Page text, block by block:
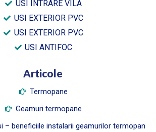
USI INTRARE VILA
USI EXTERIOR PVC
USI EXTERIOR PVC
USI ANTIFOC
Articole
Termopane
Geamuri termopane
– beneficiile instalarii geamurilor termopan